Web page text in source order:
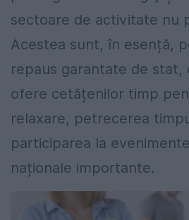
sectoare de activitate nu
Acestea sunt, în esență,
repaus garantate de stat,
ofere cetățenilor timp
relaxare, petrecerea
participarea la
naționale importante.